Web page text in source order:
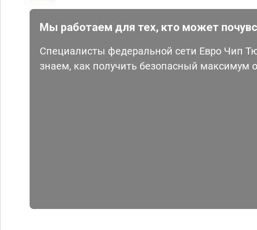
Мы работаем для тех, кто может
Специалисты федеральной сети Евро Чип
знаем, как получить безопасный